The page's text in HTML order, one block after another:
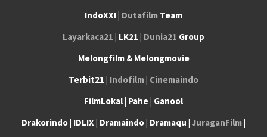
IndoXXI | Dutafilm Team
Layarkaca21 | LK21 | Dunia21 Group
Melongfilm & Melongmovie
Terbit21 | Indofilm| Cinemaindo
FilmLokal | Pahe | Ganool
Drakorindo | IDLIX | Dramaindo | Dramaqu | JuraganFilm|